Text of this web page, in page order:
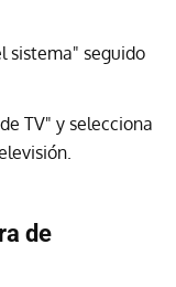
sistema" seguido
TV" y selecciona
de